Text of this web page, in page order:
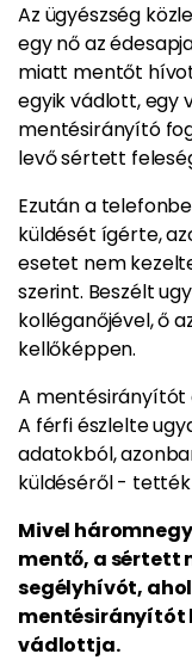
Az ügyészség
egy nő az
miatt mentőt
egyik vádlott, egy
mentésirányító
levő sértett
Ezután a
küldését ígérte,
esetet nem
szerint. Beszélt
kolléganőjével, ő
kellőképpen.
A mentésirányítót
A férfi észlelte
adatokból,
küldéséről - tették
Mivel
mentő, a sértett
segélyhívót,
mentésirányítót
vádlottja.